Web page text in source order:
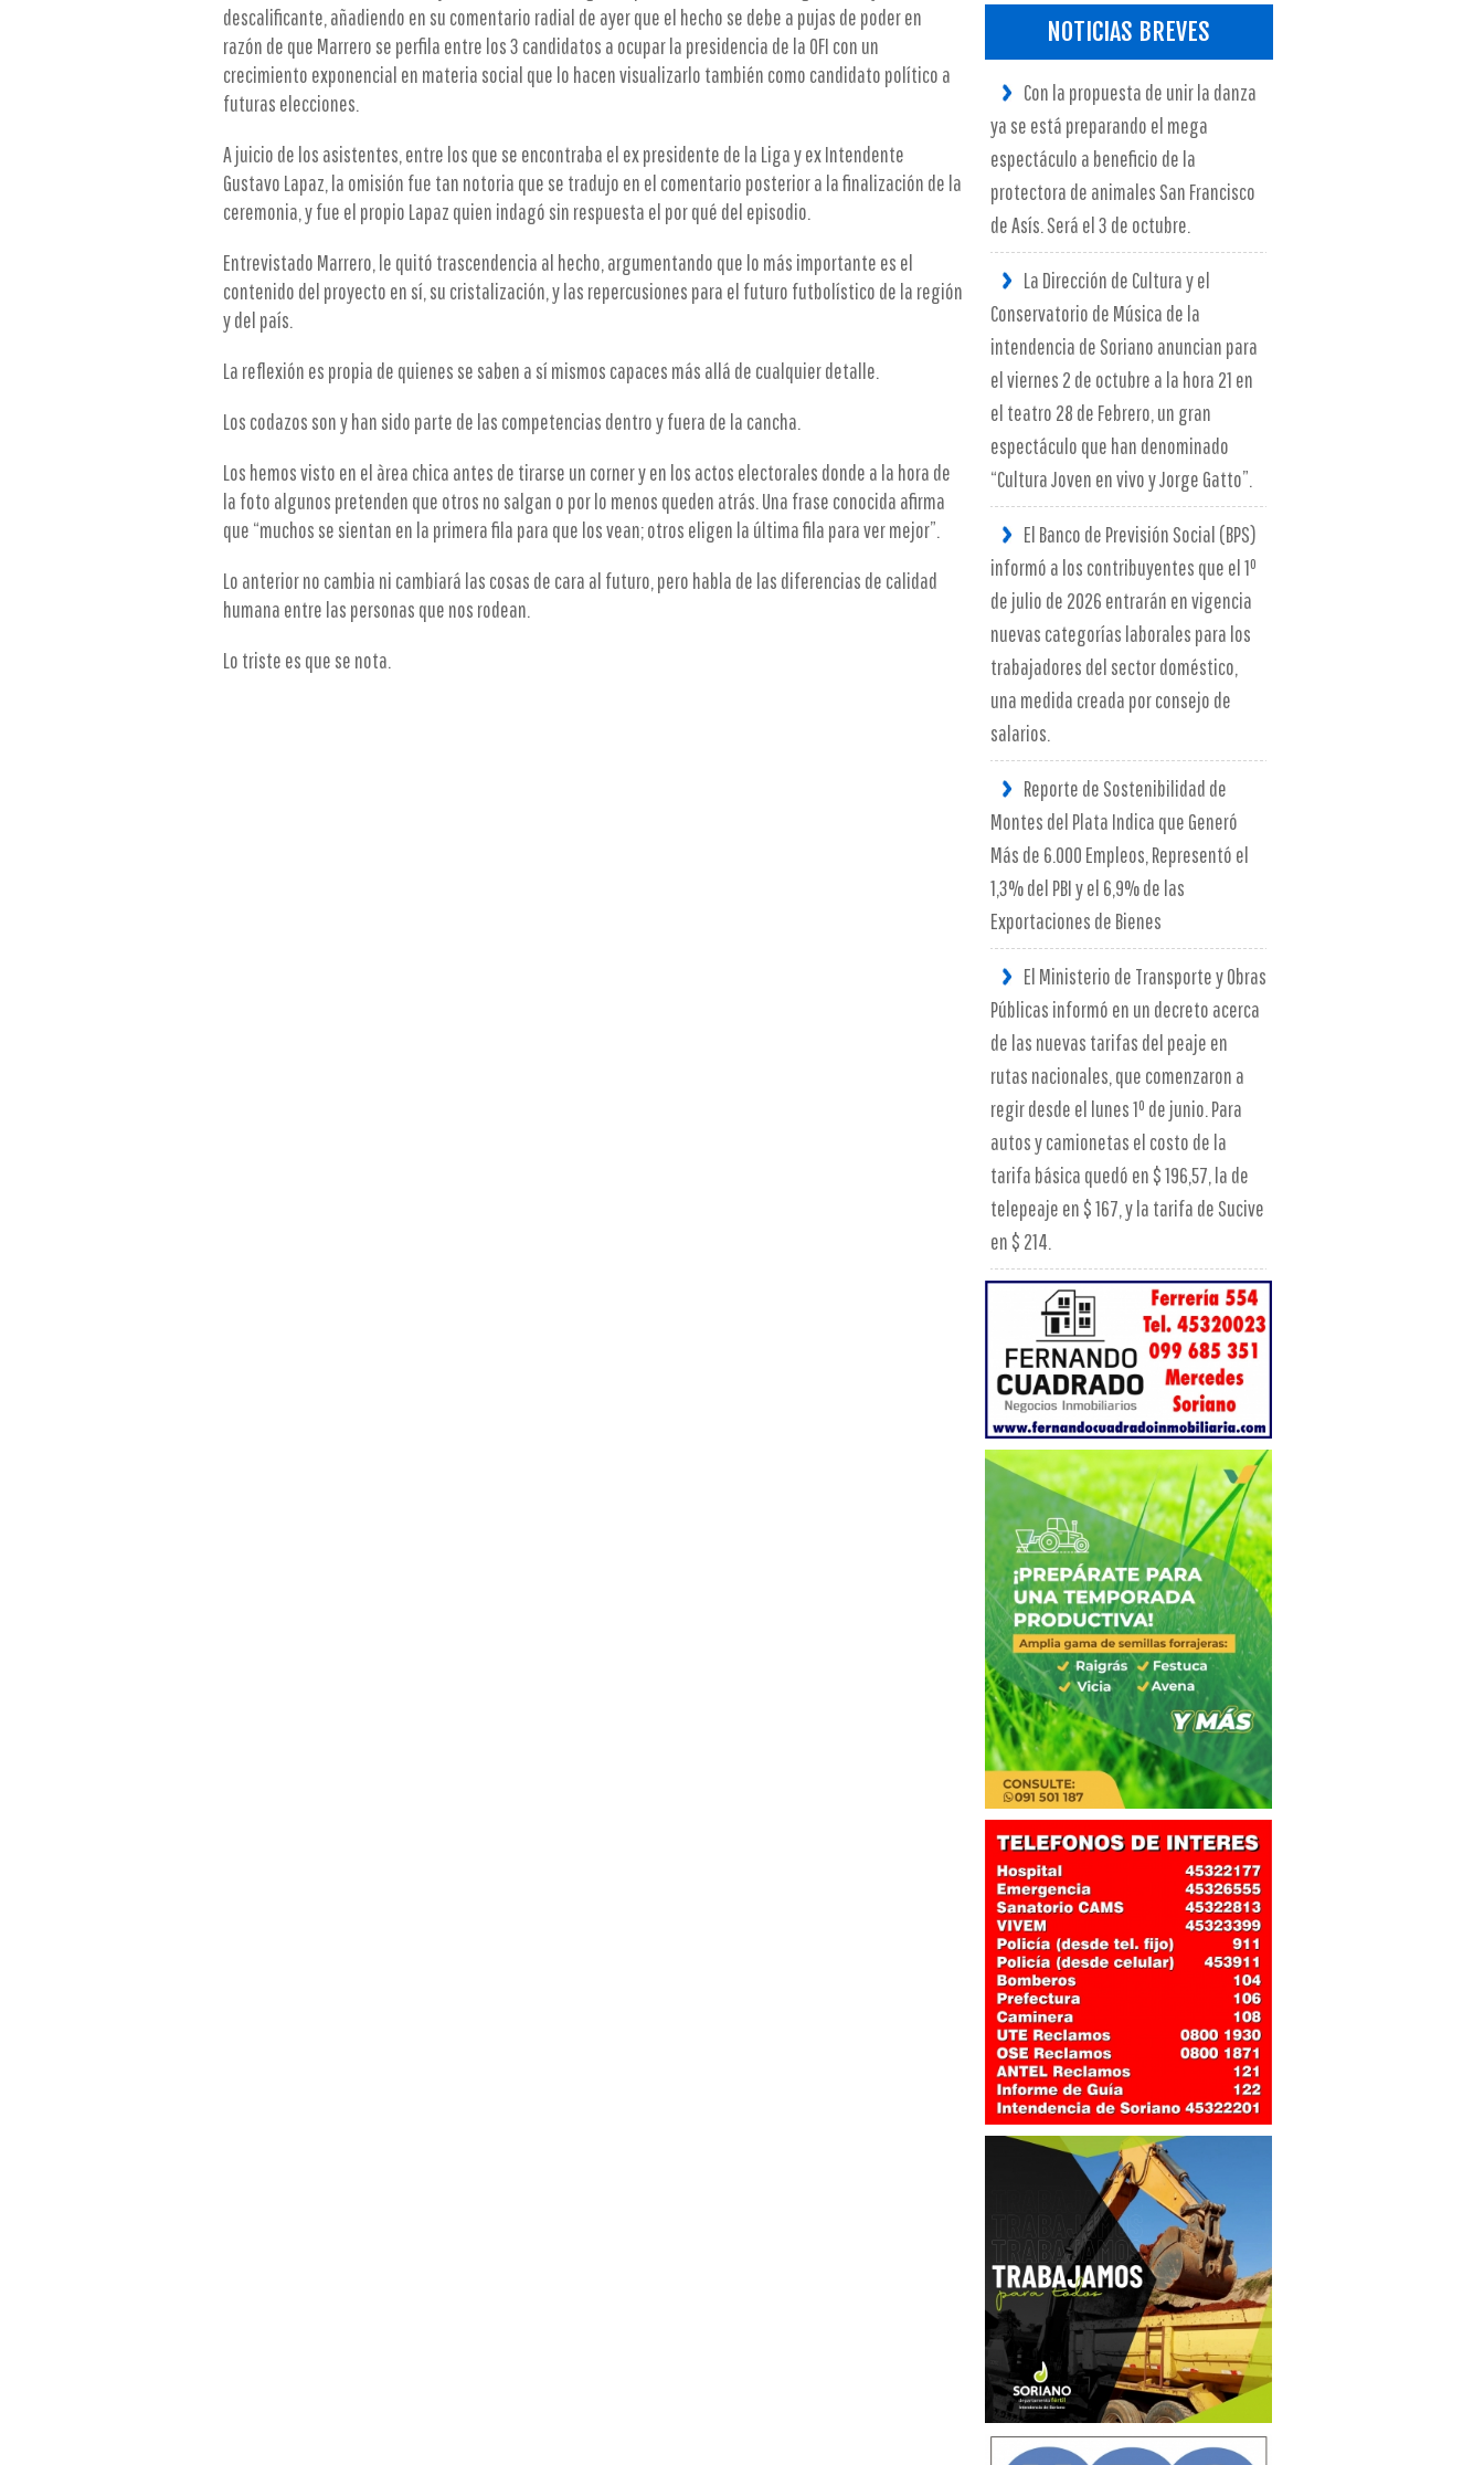
descalificante, añadiendo en su comentario radial de ayer que el hecho se debe a pujas de poder en
razón de que Marrero se perfila entre los 3 candidatos a ocupar la presidencia de la OFI con un
crecimiento exponencial en materia social que lo hacen visualizarlo también como candidato político a
futuras elecciones.
A juicio de los asistentes, entre los que se encontraba el ex presidente de la Liga y ex Intendente
Gustavo Lapaz, la omisión fue tan notoria que se tradujo en el comentario posterior a la finalización de la
ceremonia, y fue el propio Lapaz quien indagó sin respuesta el por qué del episodio.
Entrevistado Marrero, le quitó trascendencia al hecho, argumentando que lo más importante es el
contenido del proyecto en sí, su cristalización, y las repercusiones para el futuro futbolístico de la región
y del país.
La reflexión es propia de quienes se saben a sí mismos capaces más allá de cualquier detalle.
Los codazos son y han sido parte de las competencias dentro y fuera de la cancha.
Los hemos visto en el àrea chica antes de tirarse un corner y en los actos electorales donde a la hora de
la foto algunos pretenden que otros no salgan o por lo menos queden atrás. Una frase conocida afirma
que “muchos se sientan en la primera fila para que los vean; otros eligen la última fila para ver mejor”.
Lo anterior no cambia ni cambiará las cosas de cara al futuro, pero habla de las diferencias de calidad
humana entre las personas que nos rodean.
Lo triste es que se nota.
NOTICIAS BREVES
Con la propuesta de unir la danza
ya se está preparando el mega
espectáculo a beneficio de la
protectora de animales San Francisco
de Asís. Será el 3 de octubre.
La Dirección de Cultura y el
Conservatorio de Música de la
intendencia de Soriano anuncian para
el viernes 2 de octubre a la hora 21 en
el teatro 28 de Febrero, un gran
espectáculo que han denominado
“Cultura Joven en vivo y Jorge Gatto”.
El Banco de Previsión Social (BPS)
informó a los contribuyentes que el 1º
de julio de 2026 entrarán en vigencia
nuevas categorías laborales para los
trabajadores del sector doméstico,
una medida creada por consejo de
salarios.
Reporte de Sostenibilidad de
Montes del Plata Indica que Generó
Más de 6.000 Empleos, Representó el
1,3% del PBI y el 6,9% de las
Exportaciones de Bienes
El Ministerio de Transporte y Obras
Públicas informó en un decreto acerca
de las nuevas tarifas del peaje en
rutas nacionales, que comenzaron a
regir desde el lunes 1º de junio. Para
autos y camionetas el costo de la
tarifa básica quedó en $ 196,57, la de
telepeaje en $ 167, y la tarifa de Sucive
en $ 214.